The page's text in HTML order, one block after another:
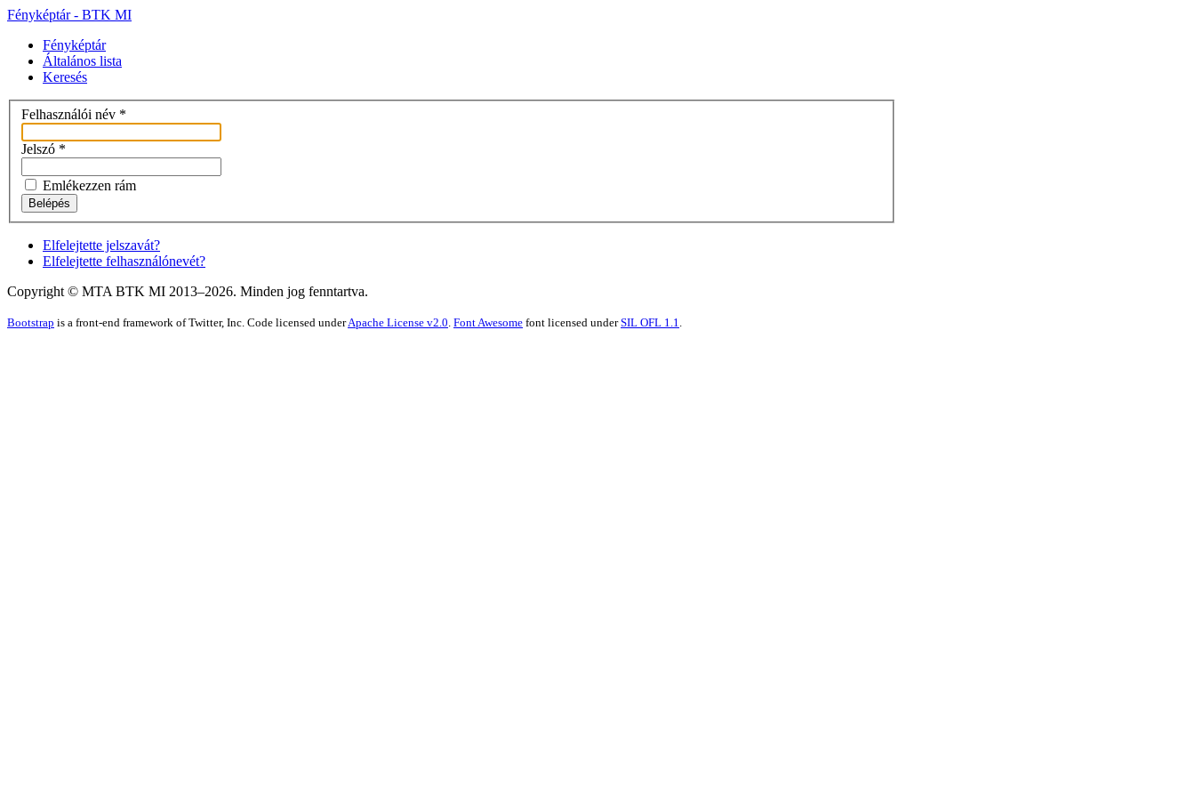
Fényképtár - BTK MI
Fényképtár
Általános lista
Keresés
Felhasználói név *
Jelszó *
Emlékezzen rám
Belépés
Elfelejtette jelszavát?
Elfelejtette felhasználónevét?
Copyright © MTA BTK MI 2013–2026. Minden jog fenntartva.
Bootstrap is a front-end framework of Twitter, Inc. Code licensed underApache License v2.0 Font Awesome font licensed underSIL OFL 1.1